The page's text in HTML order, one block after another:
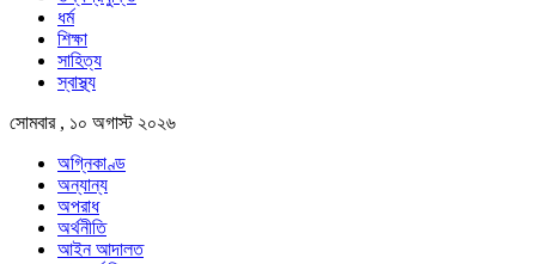
ধর্ম
শিক্ষা
সাহিত্য
স্বাস্থ্য
সোমবার , ১০ অগাস্ট ২০২৬
অগ্নিকাণ্ড
অন্যান্য
অপরাধ
অর্থনীতি
আইন আদালত